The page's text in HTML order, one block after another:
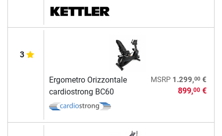
3
Ergometro Orizzontale
cardiostrong BC60
MSRP 1.299,00€
899,00€